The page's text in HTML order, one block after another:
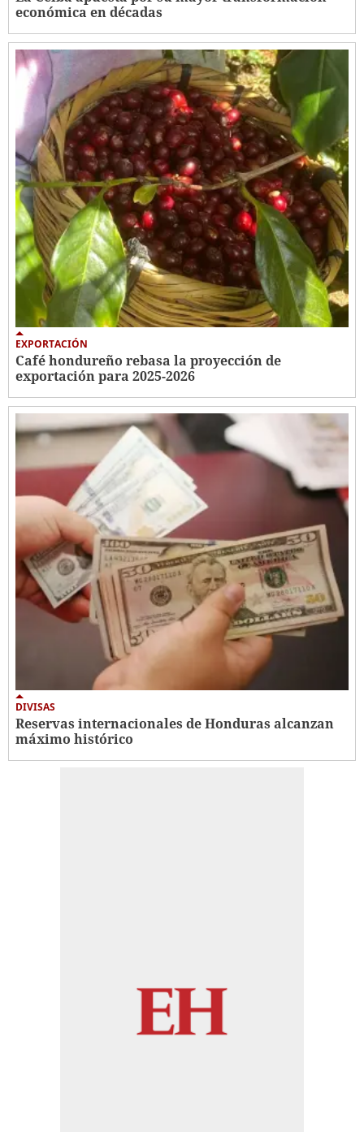
económica en décadas
EXPORTACIÓN
Café hondureño rebasa la proyección de
exportación para 2025-2026
DIVISAS
Reservas internacionales de Honduras alcanzan
máximo histórico